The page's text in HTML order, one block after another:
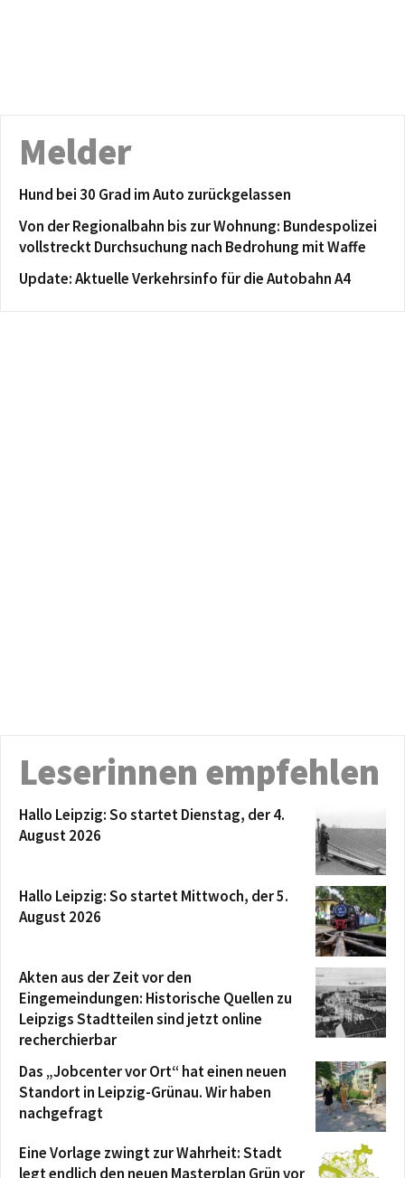
Melder
Hund bei 30 Grad im Auto zurückgelassen
Von der Regionalbahn bis zur Wohnung: Bundespolizei
vollstreckt Durchsuchung nach Bedrohung mit Waffe
Update: Aktuelle Verkehrsinfo für die Autobahn A4
Leserinnen empfehlen
Hallo Leipzig: So startet Dienstag, der 4.
August 2026
Hallo Leipzig: So startet Mittwoch, der 5.
August 2026
Akten aus der Zeit vor den
Eingemeindungen: Historische Quellen zu
Leipzigs Stadtteilen sind jetzt online
recherchierbar
Das „Jobcenter vor Ort“ hat einen neuen
Standort in Leipzig-Grünau. Wir haben
nachgefragt
Eine Vorlage zwingt zur Wahrheit: Stadt
legt endlich den neuen Masterplan Grün vor